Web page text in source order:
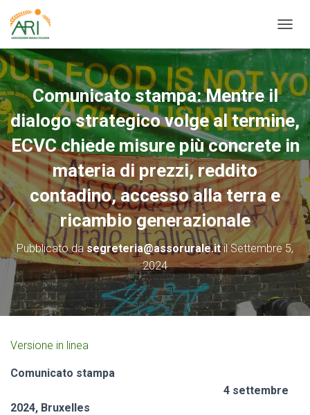
A
V
I
G
A
Z
I
O
N
E
O
G
E
Comunicato stampa: Mentre il
dialogo strategico volge al termine,
ECVC chiede misure più concrete in
materia di prezzi, reddito
contadino, accesso alla terra e
ricambio generazionale
Pubblicato dasegreteria@assorurale.itilSettembre 5,
2024
Versione in linea
Comunicato stampa
4 settembre
2024, Bruxelles